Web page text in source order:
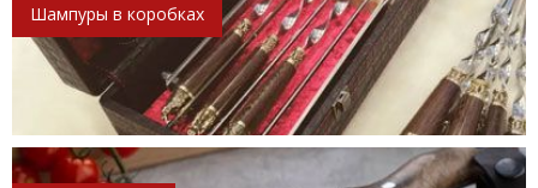
Шампуры в коробках